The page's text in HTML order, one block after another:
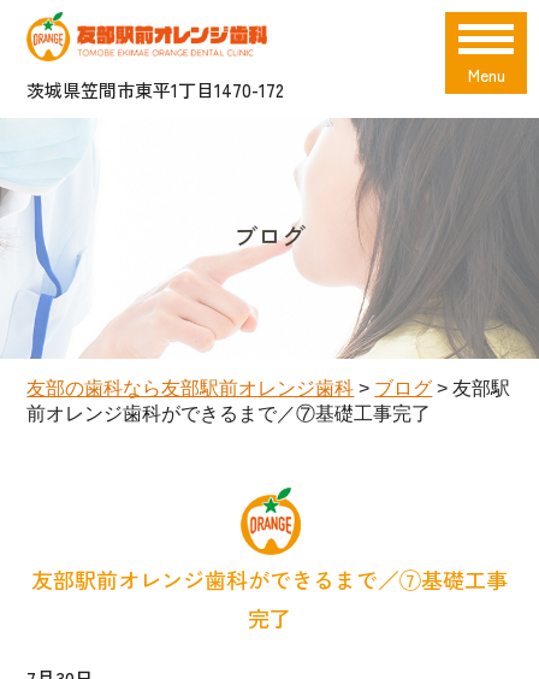
Menu
茨城県笠間市東平1丁目1470-172
ブログ
友部の歯科なら友部駅前オレンジ歯科 > ブログ >友部駅
前オレンジ歯科ができるまで／⑦基礎工事完了
友部駅前オレンジ歯科ができるまで／⑦基礎工事
完了